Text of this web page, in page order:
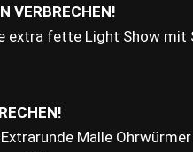
VERBRECHEN!
extra fette Light Show mit
Malle